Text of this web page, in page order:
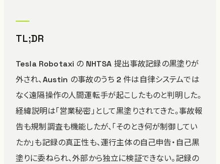
TL;DR
Tesla Robotaxi の NHTSA 提出事故記録の黒塗りが
外され、Austin の事故のうち 2 件は自律システムでは
なく遠隔操作の人間運転手が起こしたものと判明した。
経緯説明は「営業秘密」として黒塗りされてきた。事故報
告も規制調査も機能したが、「そのとき何が制御してい
たか」も記録の真正性も、運行主体の自己申告・自己黒
塗りに委ねられ、外部から独立に検証できない。記録の